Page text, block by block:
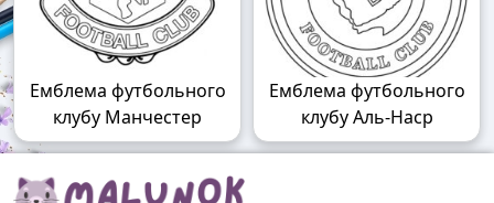
Емблема футбольного
клубу Манчестер
Емблема футбольного
клубу Аль-Наср